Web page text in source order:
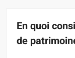
En quoi
de